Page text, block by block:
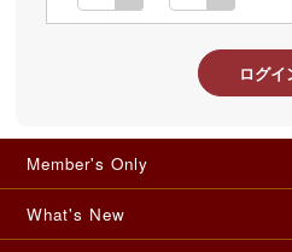
Member's Only
What's New